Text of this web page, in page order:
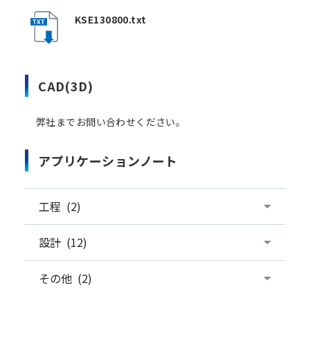
KSE130800.txt
CAD(3D)
弊社までお問い合わせください。
アプリケーションノート
工程 (2)
設計 (12)
その他 (2)